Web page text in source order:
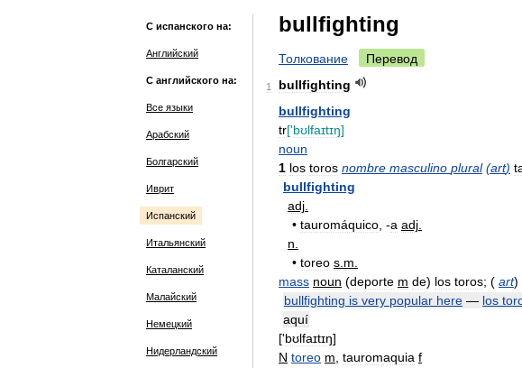
С испанского на:
Английский
С английского на:
Все языки
Арабский
Болгарский
Иврит
Испанский
Итальянский
Каталанский
Малайский
Немецкий
Нидерландский
bullfighting
Толкование Перевод
1
bullfighting
bullfighting
tr['bʊlfaɪtɪŋ]
noun
1 los toros nombre masculino plural (art)
bullfighting
adj
• tauromáquico , -a adj
n
• toreo s m
mass noun (deporte m de) los toros; ( art)
bullfighting is very popular here — los
aquí
['bʊlfaɪtɪŋ]
N toreo m tauromaquia f